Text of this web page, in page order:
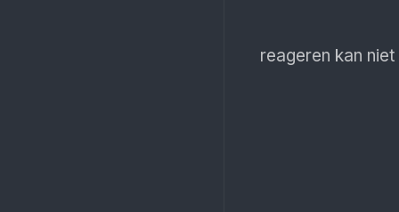
reageren kan